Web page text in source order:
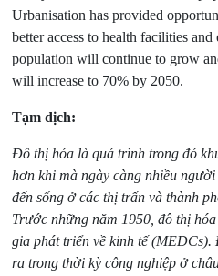
Urbanisation has provided
better access to health facilities
population will continue to grow
will increase to 70% by 2050.
Tạm dịch:
Đô thị hóa là quá trình trong đó
hơn khi mà ngày càng nhiều
đến sống ở các thị trấn và thành
Trước những năm 1950, đô thị
gia phát triển về kinh tế
ra trong thời kỳ công nghiệp ở